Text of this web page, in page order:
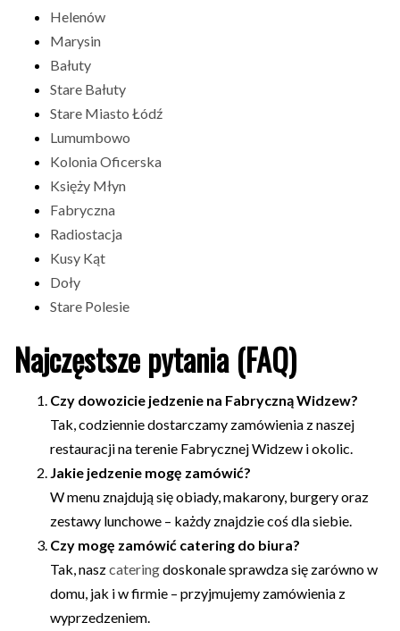
Helenów
Marysin
Bałuty
Stare Bałuty
Stare Miasto Łódź
Lumumbowo
Kolonia Oficerska
Księży Młyn
Fabryczna
Radiostacja
Kusy Kąt
Doły
Stare Polesie
Najczęstsze pytania (FAQ)
Czy dowozicie jedzenie na Fabryczną Widzew?
Tak, codziennie dostarczamy zamówienia z naszej
restauracji na terenie Fabrycznej Widzew i okolic.
Jakie jedzenie mogę zamówić?
W menu znajdują się obiady, makarony, burgery oraz
zestawy lunchowe – każdy znajdzie coś dla siebie.
Czy mogę zamówić catering do biura?
Tak, naszcateringdoskonale sprawdza się zarówno w
domu, jak i w firmie – przyjmujemy zamówienia z
wyprzedzeniem.